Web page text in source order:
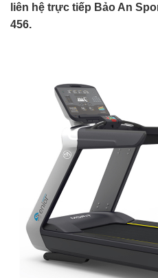
liên hệ trực tiếp Bảo An
456.